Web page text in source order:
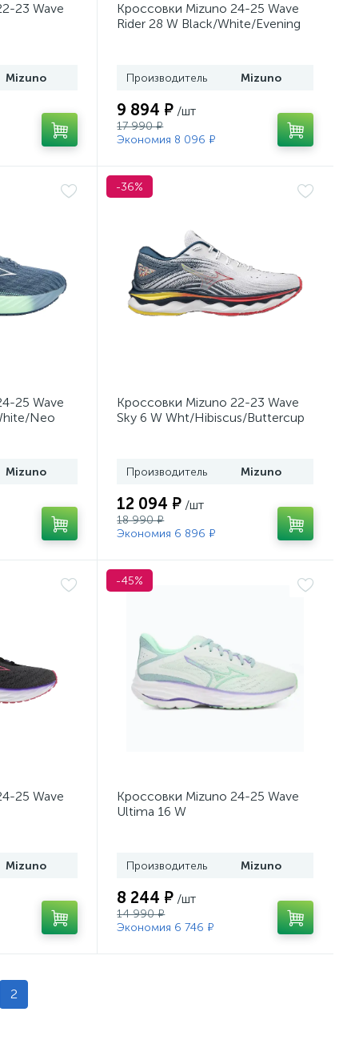
23 Wave
Mizuno
Кроссовки Mizuno 24-25 Wave
Rider 28 W Black/White/Evening
Производитель Mizuno
9 894 ₽ /шт
17 990 ₽
Экономия 8 096 ₽
25 Wave
Neo
Mizuno
-36%
Кроссовки Mizuno 22-23 Wave
Sky 6 W Wht/Hibiscus/Buttercup
Производитель Mizuno
12 094 ₽ /шт
18 990 ₽
Экономия 6 896 ₽
25 Wave
Mizuno
-45%
Кроссовки Mizuno 24-25 Wave
Ultima 16 W
Производитель Mizuno
8 244 ₽ /шт
14 990 ₽
Экономия 6 746 ₽
2